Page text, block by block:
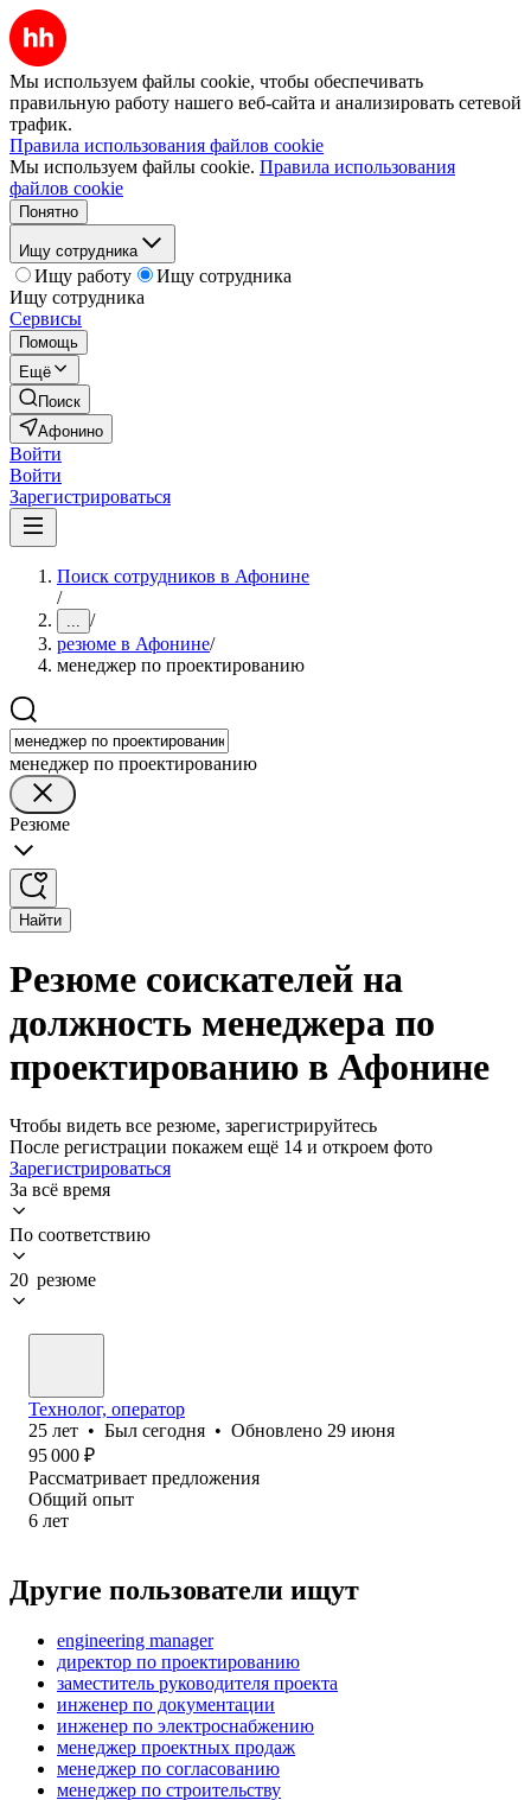
Мы используем файлы cookie, чтобы обеспечивать
правильную работу нашего веб-сайта и анализировать сетевой
трафик.
Правила использования файлов cookie
Мы используем файлы cookie. Правила использования
файлов cookie
Понятно
Ищу сотрудника
Ищу работу
Ищу сотрудника
Ищу сотрудника
Сервисы
Помощь
Ещё
Поиск
Афонино
Войти
Войти
Зарегистрироваться
Поиск сотрудников в Афонине
/
... /
резюме в Афонине/
менеджер по проектированию
менеджер по проектированию
Резюме
Найти
Резюме соискателей на
должность менеджера по
проектированию в Афонине
Чтобы видеть все резюме, зарегистрируйтесь
После регистрации покажем ещё 14 и откроем фото
Зарегистрироваться
За всё время
По соответствию
20 резюме
Технолог, оператор
25 лет • Был сегодня • Обновлено 29 июня
95 000 ₽
Рассматривает предложения
Общий опыт
6 лет
Другие пользователи ищут
engineering manager
директор по проектированию
заместитель руководителя проекта
инженер по документации
инженер по электроснабжению
менеджер проектных продаж
менеджер по согласованию
менеджер по строительству